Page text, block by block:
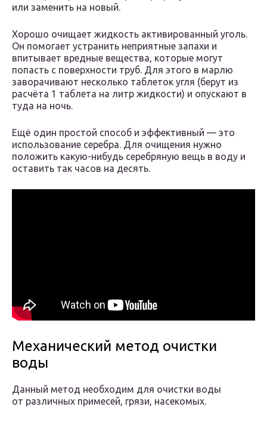
или заменить на новый.
Хорошо очищает жидкость активированный уголь.
Он помогает устранить неприятные запахи и
впитывает вредные вещества, которые могут
попасть с поверхности труб. Для этого в марлю
заворачивают несколько таблеток угля (берут из
расчёта 1 таблета на литр жидкости) и опускают в
туда на ночь.
Ещё один простой способ и эффективный — это
использование серебра. Для очищения нужно
положить какую-нибудь серебряную вещь в воду и
оставить так часов на десять.
Механический метод очистки
воды
Данный метод необходим для очистки воды
от различных примесей, грязи, насекомых.